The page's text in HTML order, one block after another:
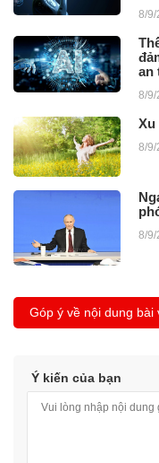
8/9/
an
8/9/
8/9/
8/9/
Góp ý về nội dung bài
Ý kiến của bạn